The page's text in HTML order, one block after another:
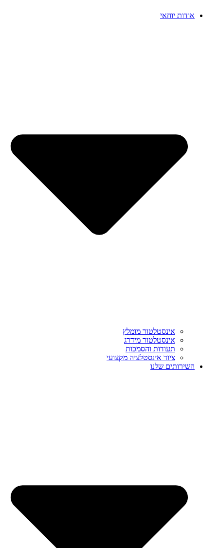
אודות יוחאי
אינסטלטור מומלץ
אינסטלטור מידרג
תעודות והסמכות
ציוד אינסטלציה מקצועי
השירותים שלנו